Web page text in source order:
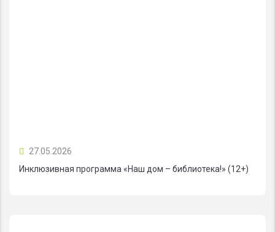
27.05.2026
Инклюзивная программа «Наш дом – библиотека!» (12+)